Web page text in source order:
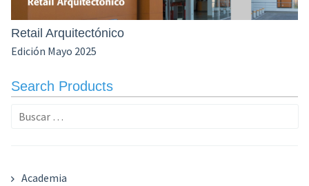
Retail Arquitectónico
Edición Mayo 2025
Search Products
Buscar:
Academia